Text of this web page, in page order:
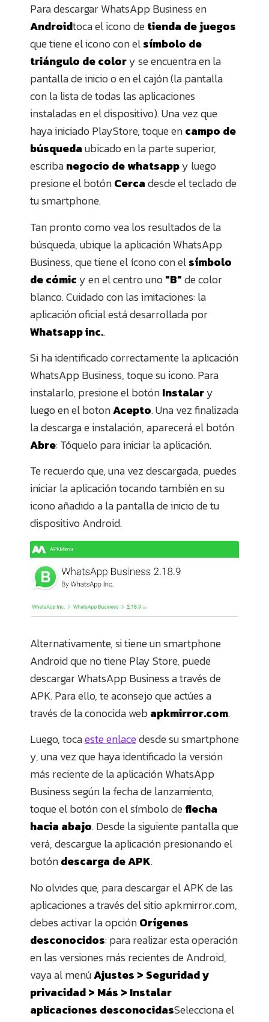
Para descargar WhatsApp Business en
Androidtoca el icono detienda de juegos
que tiene el icono con elsímbolo de
triángulo de colory se encuentra en la
pantalla de inicio o en el cajón (la pantalla
con la lista de todas las aplicaciones
instaladas en el dispositivo). Una vez que
haya iniciado PlayStore, toque encampo de
búsquedaubicado en la parte superior,
escribanegocio de whatsappy luego
presione el botónCercadesde el teclado de
tu smartphone.
Tan pronto como vea los resultados de la
búsqueda, ubique la aplicación WhatsApp
Business, que tiene el ícono con elsímbolo
de cómicy en el centro uno"B"de color
blanco. Cuidado con las imitaciones: la
aplicación oficial está desarrollada por
Whatsapp inc..
Si ha identificado correctamente la aplicación
WhatsApp Business, toque su icono. Para
instalarlo, presione el botónInstalary
luego en el botonAcepto. Una vez finalizada
la descarga e instalación, aparecerá el botón
Abre: Tóquelo para iniciar la aplicación.
Te recuerdo que, una vez descargada, puedes
iniciar la aplicación tocando también en su
icono añadido a la pantalla de inicio de tu
dispositivo Android.
Alternativamente, si tiene un smartphone
Android que no tiene Play Store, puede
descargar WhatsApp Business a través de
APK. Para ello, te aconsejo que actúes a
través de la conocida webapkmirror.com.
Luego, tocaeste enlacedesde su smartphone
y, una vez que haya identificado la versión
más reciente de la aplicación WhatsApp
Business según la fecha de lanzamiento,
toque el botón con el símbolo deflecha
hacia abajo. Desde la siguiente pantalla que
verá, descargue la aplicación presionando el
botóndescarga de APK.
No olvides que, para descargar el APK de las
aplicaciones a través del sitio apkmirror.com,
debes activar la opciónOrígenes
desconocidos: para realizar esta operación
en las versiones más recientes de Android,
vaya al menúAjustes > Seguridad y
privacidad > Más > Instalar
aplicaciones desconocidasSelecciona el